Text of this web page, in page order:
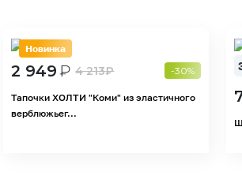
Новинка
2 949₽ 4 213₽ -30%
Тапочки ХОЛТИ "Коми" из эластичного
верблюжьег...